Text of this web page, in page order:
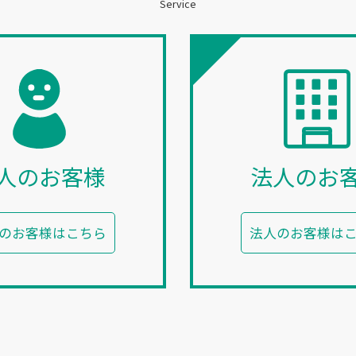
Service
のお客様
お客様はこちら
法人のお
法人のお客様は